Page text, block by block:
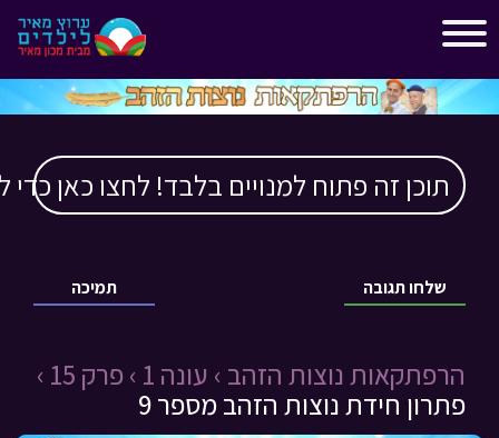
תוכן זה פתוח למנויים בלבד! לחצו כאן כדי
תמיכה שלחו תגובה
הרפתקאות נוצות הזהב › עונה 1 ›
פרק 15 ›
פתרון חידת נוצות הזהב מספר 9